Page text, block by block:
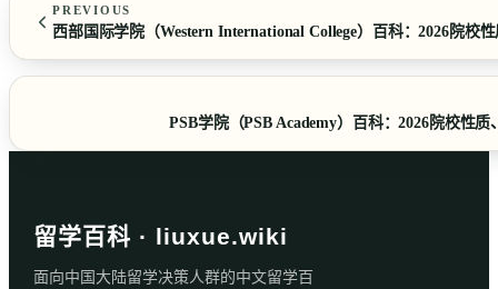
PREVIOUS
西部国际学院（Western International College）百科：2026院校
PSB学院（PSB Academy）百科：2026院校性
留学百科 · liuxue.wiki
面向中国大陆留学决策人群的中文留学百